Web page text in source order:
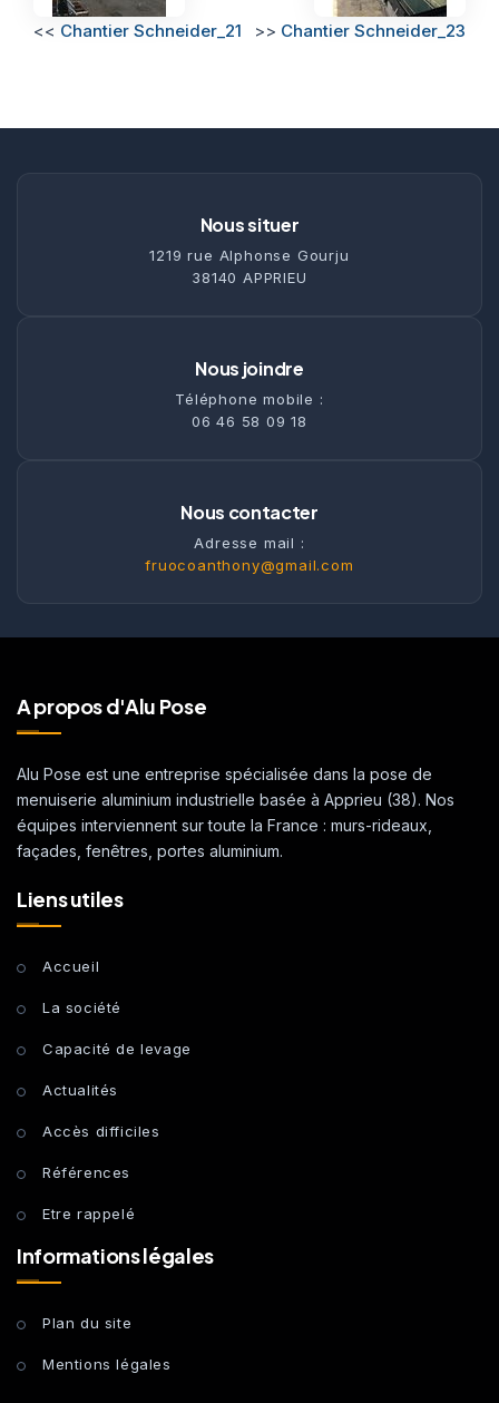
<< Chantier Schneider_21 >> Chantier Schneider_23
Nous situer
1219 rue Alphonse Gourju
38140 APPRIEU
Nous joindre
Téléphone mobile :
06 46 58 09 18
Nous contacter
Adresse mail :
fruocoanthony@gmail.com
A propos d'Alu Pose
Alu Pose est une entreprise spécialisée dans la pose de
menuiserie aluminium industrielle basée à Apprieu (38). Nos
équipes interviennent sur toute la France : murs-rideaux,
façades, fenêtres, portes aluminium.
Liens utiles
Accueil
La société
Capacité de levage
Actualités
Accès difficiles
Références
Etre rappelé
Informations légales
Plan du site
Mentions légales